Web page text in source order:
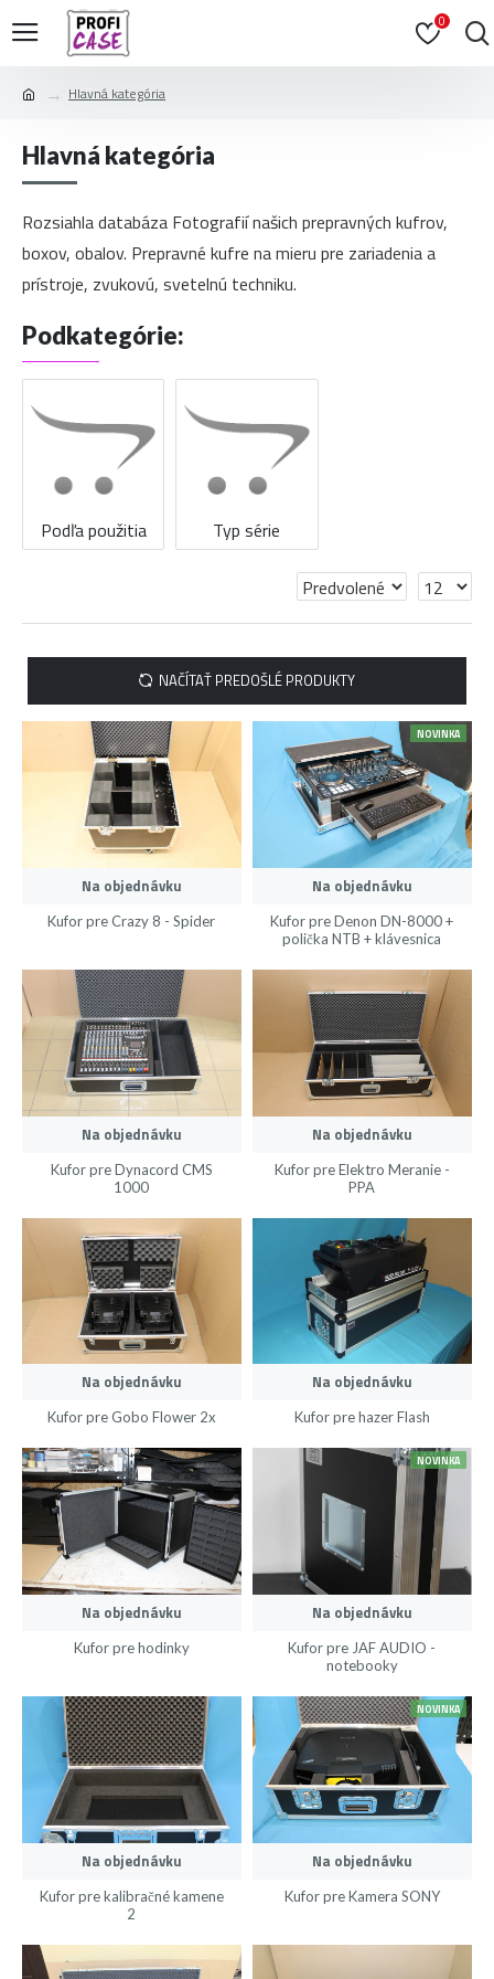
0
Hlavná kategória
Hlavná kategória
Rozsiahla databáza Fotografií našich prepravných kufrov,
boxov, obalov. Prepravné kufre na mieru pre zariadenia a
prístroje, zvukovú, svetelnú techniku.
Podkategórie:
Podľa použitia Typ série
NAČÍTAŤ PREDOŠLÉ PRODUKTY
Na objednávku
Kufor pre Crazy 8 - Spider
NOVINKA
Na objednávku
Kufor pre Denon DN-8000 +
polička NTB + klávesnica
Na objednávku
Kufor pre Dynacord CMS
1000
Na objednávku
Kufor pre Elektro Meranie -
PPA
Na objednávku
Kufor pre Gobo Flower 2x
Na objednávku
Kufor pre hazer Flash
Na objednávku
Kufor pre hodinky
NOVINKA
Na objednávku
Kufor pre JAF AUDIO -
notebooky
Na objednávku
Kufor pre kalibračné kamene
2
NOVINKA
Na objednávku
Kufor pre Kamera SONY